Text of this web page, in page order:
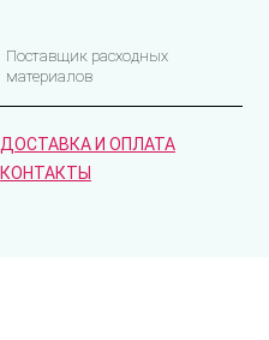
Поставщик расходных
материалов
ДОСТАВКА И ОПЛАТА
КОНТАКТЫ